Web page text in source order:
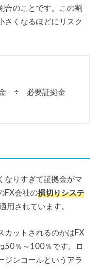
合のことです。この割
さくなるほどにリスク
金 ÷ 必要証拠金
なりすぎて証拠金がマ
FX会社の損切りシステ
用されています。
カットされるのかはFX
50％～100％です。ロ
ジンコールというアラ